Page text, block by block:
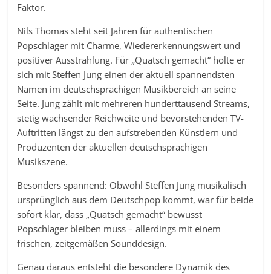
Faktor.
Nils Thomas steht seit Jahren für authentischen
Popschlager mit Charme, Wiedererkennungswert und
positiver Ausstrahlung. Für „Quatsch gemacht“ holte er
sich mit Steffen Jung einen der aktuell spannendsten
Namen im deutschsprachigen Musikbereich an seine
Seite. Jung zählt mit mehreren hunderttausend Streams,
stetig wachsender Reichweite und bevorstehenden TV-
Auftritten längst zu den aufstrebenden Künstlern und
Produzenten der aktuellen deutschsprachigen
Musikszene.
Besonders spannend: Obwohl Steffen Jung musikalisch
ursprünglich aus dem Deutschpop kommt, war für beide
sofort klar, dass „Quatsch gemacht“ bewusst
Popschlager bleiben muss – allerdings mit einem
frischen, zeitgemäßen Sounddesign.
Genau daraus entsteht die besondere Dynamik des